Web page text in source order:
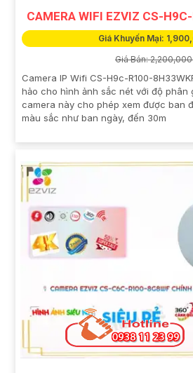
CAMERA WIFI EZVIZ CS-
Giá Khuyến Mại:
Giá Bán:
Camera IP Wifi CS-H9c-R100-
hảo cho hình ảnh sắc nét với độ phân
camera này cho phép xem được ban
màu sắc như ban ngày, đến 30m